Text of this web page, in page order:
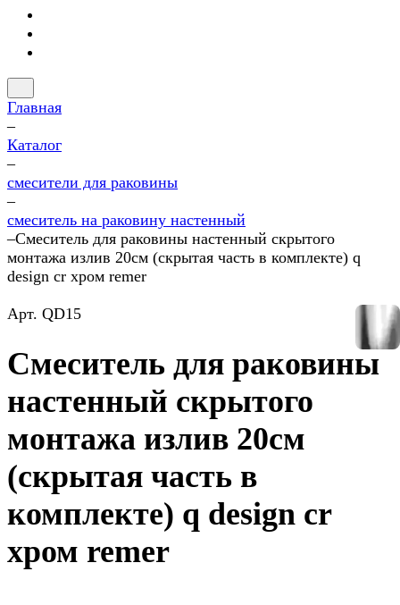
Главная
–
Каталог
–
смесители для раковины
–
смеситель на раковину настенный
–Смеситель для раковины настенный скрытого
монтажа излив 20см (скрытая часть в комплекте) q
design cr хром remer
Арт. QD15
Смеситель для раковины
настенный скрытого
монтажа излив 20см
(скрытая часть в
комплекте) q design cr
хром remer